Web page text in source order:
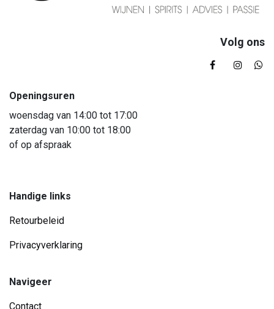
Volg ons
Openingsuren
woensdag van 14:00 tot 17:00
zaterdag van 10:00 tot 18:00
of op afspraak
Handige links
Retourbeleid
Privacyverklaring
Navigeer
Contact